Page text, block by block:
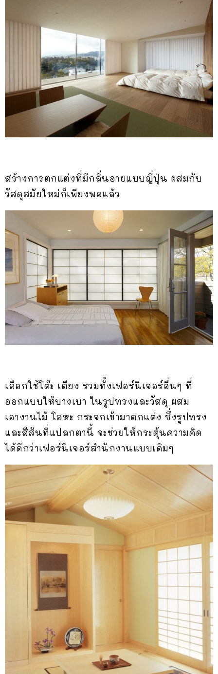
สร้างการตกแต่งที่มีกลิ่นอายแบบญี่ปุ่น ผสมกับ
วัสดุสมัยใหม่ก็เพียงพอแล้ว
เลือกใช้โต๊ะ เตียง รวมทั้งเฟอร์นิเจอร์อื่นๆ ที่
ออกแบบให้บางเบา ในรูปทรงและวัสดุ ผสม
เอางานไม้ โลหะ กระจกเข้ามาตกแต่ง ซึ่งรูปทรง
และสีสันที่แปลกตานี้ จะช่วยให้กระตุ้นความคิด
ได้ดีกว่าเฟอร์นิเจอร์สำนักงานแบบเดิมๆ